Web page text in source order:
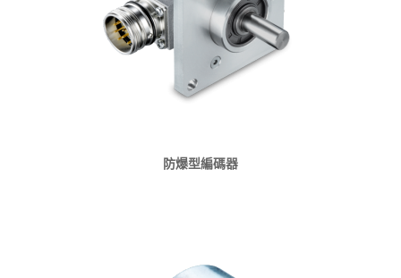
防爆型編碼器